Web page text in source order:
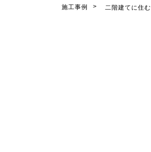
施工事例 二階建てに住む